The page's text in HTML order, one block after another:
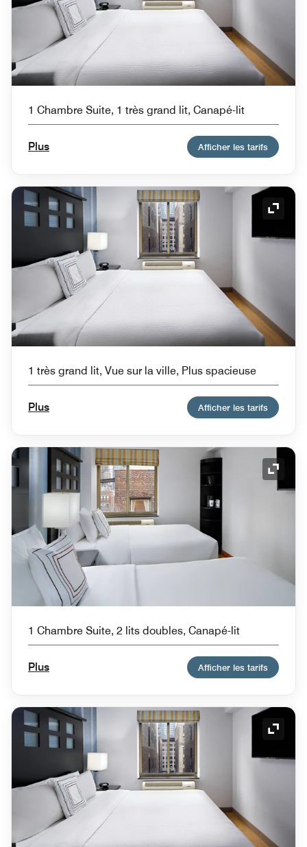
1 Chambre Suite, 1 très grand lit, Canapé-lit
Plus Afficher les tarifs
Icône
1 très grand lit, Vue sur la ville, Plus spacieuse
Plus Afficher les tarifs
Icône
1 Chambre Suite, 2 lits doubles, Canapé-lit
Plus Afficher les tarifs
Icône